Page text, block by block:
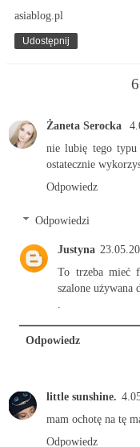
asiablog.pl
Udostępnij
Żaneta Serocka
nie lubię tego typu
ostatecznie
Odpowiedz
Odpowiedzi
Justyna
To trzeba mieć
szalone używana
Odpowiedz
little sunshine.
mam ochotę na tę
Odpowiedz